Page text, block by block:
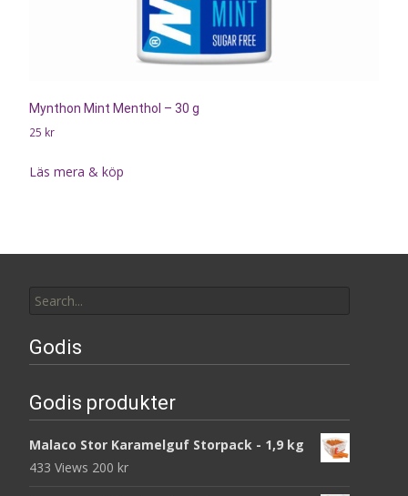
Mynthon Mint Menthol – 30 g
25 kr
Läs mera & köp
for:
Godis
Godis produkter
Malaco Stor Karamelguf Storpack - 1,9 kg
433 Views 200 kr